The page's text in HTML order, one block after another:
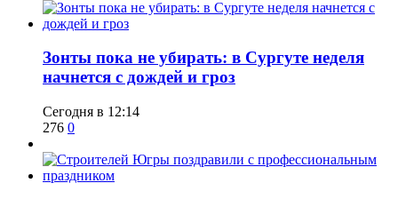
​Зонты пока не убирать: в Сургуте неделя
начнется с дождей и гроз
Сегодня в 12:14
276 0